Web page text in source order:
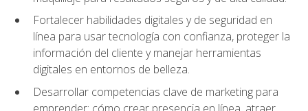
Fortalecer habilidades digitales y de seguridad en
línea para usar tecnología con confianza, proteger la
información del cliente y manejar herramientas
digitales en entornos de belleza.
Desarrollar competencias clave de marketing para